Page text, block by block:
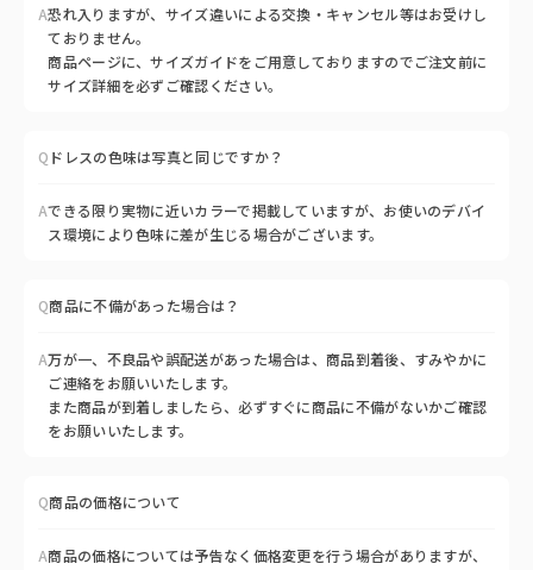
A恐れ入りますが、サイズ違いによる交換・キャンセル等はお受けし
ておりません。
商品ページに、サイズガイドをご用意しておりますのでご注文前に
サイズ詳細を必ずご確認ください。
Q ドレスの色味は写真と同じですか？
Aできる限り実物に近いカラーで掲載していますが、お使いのデバイ
ス環境により色味に差が生じる場合がございます。
Q商品に不備があった場合は？
A万が一、不良品や誤配送があった場合は、商品到着後、すみやかに
ご連絡をお願いいたします。
また商品が到着しましたら、必ずすぐに商品に不備がないかご確認
をお願いいたします。
Q商品の価格について
A商品の価格については予告なく価格変更を行う場合がありますが、